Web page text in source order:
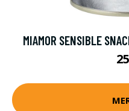
MIAMOR SENSIBLE